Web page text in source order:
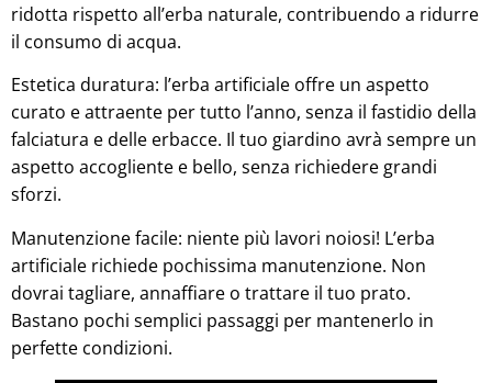
ridotta rispetto all’erba naturale, contribuendo a ridurre
il consumo di acqua.
Estetica duratura: l’erba artificiale offre un aspetto
curato e attraente per tutto l’anno, senza il fastidio della
falciatura e delle erbacce. Il tuo giardino avrà sempre un
aspetto accogliente e bello, senza richiedere grandi
sforzi.
Manutenzione facile: niente più lavori noiosi! L’erba
artificiale richiede pochissima manutenzione. Non
dovrai tagliare, annaffiare o trattare il tuo prato.
Bastano pochi semplici passaggi per mantenerlo in
perfette condizioni.